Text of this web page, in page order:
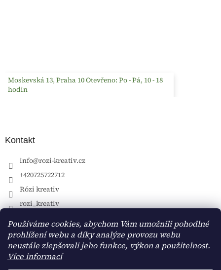
Používáme cookies, abychom Vám umožnili pohodlné
prohlížení webu a díky analýze provozu webu
neustále zlepšovali jeho funkce, výkon a použitelnost.
Více informací
Moskevská 13, Praha 10 Otevřeno: Po - Pá, 10 - 18
hodin
Kontakt
info@rozi-kreativ.cz
+420725722712
Rózi kreativ
rozi_kreativ